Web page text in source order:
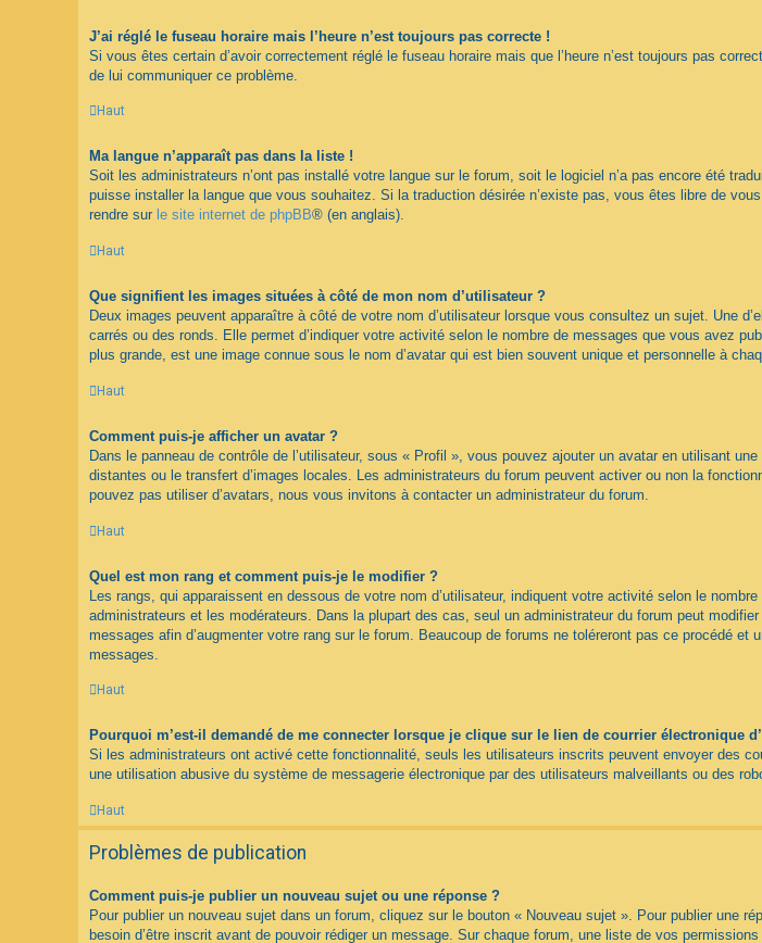
J’ai réglé le fuseau horaire mais l’heure n’est toujours pas correcte !
Si vous êtes certain d’avoir correctement réglé le fuseau horaire mais que l’heure n’est toujours pas
de lui communiquer ce problème.
Haut
Ma langue n’apparaît pas dans la liste !
Soit les administrateurs n’ont pas installé votre langue sur le forum, soit le logiciel n’a pas encore été
puisse installer la langue que vous souhaitez. Si la traduction désirée n’existe pas, vous êtes libre de
rendre sur le site internet de phpBB® (en anglais).
Haut
Que signifient les images situées à côté de mon nom d’utilisateur ?
Deux images peuvent apparaître à côté de votre nom d’utilisateur lorsque vous consultez un sujet. Une
carrés ou des ronds. Elle permet d’indiquer votre activité selon le nombre de messages que vous avez
plus grande, est une image connue sous le nom d’avatar qui est bien souvent unique et personnelle à
Haut
Comment puis-je afficher un avatar ?
Dans le panneau de contrôle de l’utilisateur, sous « Profil », vous pouvez ajouter un avatar en utilisant
distantes ou le transfert d’images locales. Les administrateurs du forum peuvent activer ou non la
pouvez pas utiliser d’avatars, nous vous invitons à contacter un administrateur du forum.
Haut
Quel est mon rang et comment puis-je le modifier ?
Les rangs, qui apparaissent en dessous de votre nom d’utilisateur, indiquent votre activité selon le
administrateurs et les modérateurs. Dans la plupart des cas, seul un administrateur du forum peut
messages afin d’augmenter votre rang sur le forum. Beaucoup de forums ne toléreront pas ce procédé
messages.
Haut
Pourquoi m’est-il demandé de me connecter lorsque je clique sur le lien de courrier électronique
Si les administrateurs ont activé cette fonctionnalité, seuls les utilisateurs inscrits peuvent envoyer des
une utilisation abusive du système de messagerie électronique par des utilisateurs malveillants ou des
Haut
Problèmes de publication
Comment puis-je publier un nouveau sujet ou une réponse ?
Pour publier un nouveau sujet dans un forum, cliquez sur le bouton « Nouveau sujet ». Pour publier une
besoin d’être inscrit avant de pouvoir rédiger un message. Sur chaque forum, une liste de vos